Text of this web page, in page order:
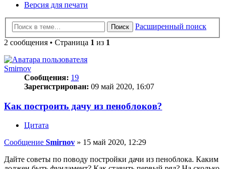
Версия для печати
Поиск
Расширенный поиск
2 сообщения • Страница 1 из 1
Smirnov
Сообщения: 19
Зарегистрирован: 09 май 2020, 16:07
Как построить дачу из пеноблоков?
Цитата
Сообщение Smirnov » 15 май 2020, 12:29
Дайте советы по поводу постройки дачи из пеноблока. Каким